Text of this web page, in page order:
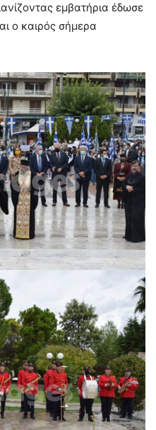
εμβατήρια έδωσε
ο καιρός σήμερα